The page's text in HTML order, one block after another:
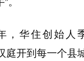
，华住创始人
庭开到每一个县